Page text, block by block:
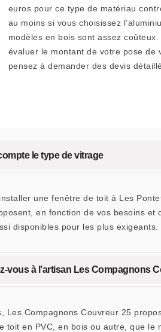
euros pour ce type de matériau
au moins si vous choisissez
modèles en bois sont assez coûteux.
évaluer le montant de votre pose de
pensez à demander des devis
le type de vitrage
une fenêtre de toit à Les
en fonction de vos besoins
disponibles pour les plus
vous à l’artisan Les Compagnons
Les Compagnons Couvreur 25
en PVC, en bois ou autre, que